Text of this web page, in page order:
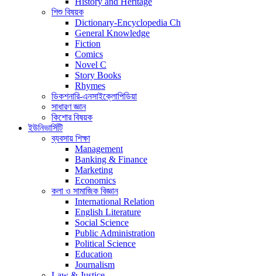
শিশু বিষয়ক
Dictionary-Encyclopedia Ch
General Knowledge
Fiction
Comics
Novel C
Story Books
Rhymes
ডিকশনারি-এনসাইক্লোপিডিয়া
সাধারণ জ্ঞান
কিশোর বিষয়ক
ইউনিভার্সিটি
ব্যবসায় শিক্ষা
Management
Banking & Finance
Marketing
Economics
কলা ও সামাজিক বিজ্ঞান
International Relation
English Literature
Social Science
Public Administration
Political Science
Education
Journalism